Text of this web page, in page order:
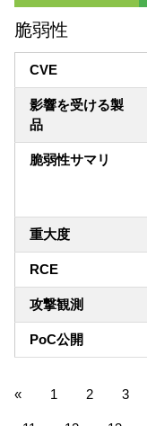
脆弱性
CVE
影響を受ける製
品
脆弱性サマリ
重大度
RCE
攻撃観測
PoC公開
« 1 2 3